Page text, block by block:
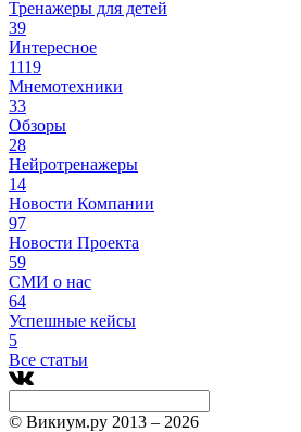
Тренажеры для детей
39
Интересное
1119
Мнемотехники
33
Обзоры
28
Нейротренажеры
14
Новости Компании
97
Новости Проекта
59
СМИ о нас
64
Успешные кейсы
5
Все статьи
© Викиум.ру 2013 – 2026